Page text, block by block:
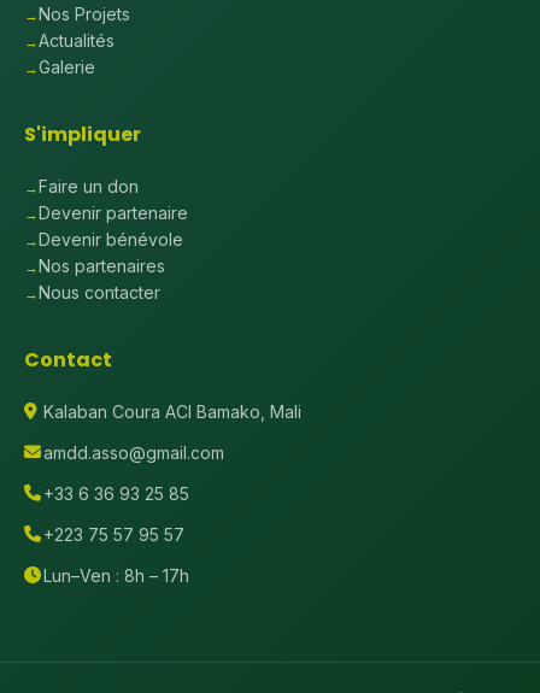
Nos Projets
Actualités
Galerie
S'impliquer
Faire un don
Devenir partenaire
Devenir bénévole
Nos partenaires
Nous contacter
Contact
Kalaban Coura ACI Bamako, Mali
amdd.asso@gmail.com
+33 6 36 93 25 85
+223 75 57 95 57
Lun–Ven : 8h – 17h